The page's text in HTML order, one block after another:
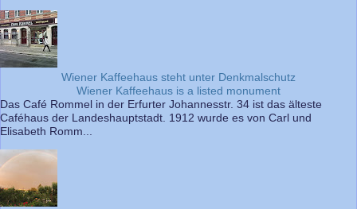
Wiener Kaffeehaus steht unter Denkmalschutz
Wiener Kaffeehaus is a listed monument
Das Café Rommel in der Erfurter Johannesstr. 34 ist das älteste
Caféhaus der Landeshauptstadt. 1912 wurde es von Carl und
Elisabeth Romm...